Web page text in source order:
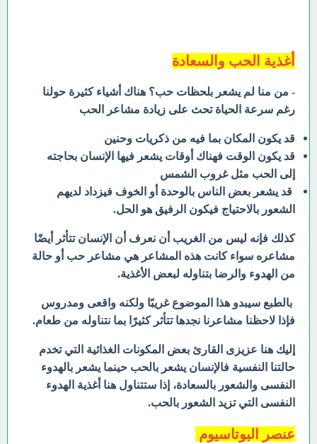
أغذية الحب والسعادة
- من منا لم يشعر بلحظات حب؟ هناك أشياء كثيرة حولنا
رغم سرعة الحياة تحث على زيادة مشاعر الحب
قد يكون المكان بما فيه من ذكريات وحنين
قد يكون الوقت فهناك أوقات يشعر فيها الإنسان بحاجته
إلى الحب مثل غروب الشمس
قد يشعر بعض الناس بالوحدة أو الخوف فيزداد لديهم
الشعور بالاحتياج فيكون الرفيق هو الحل.
كذلك فإنه ليس من الغريب أن نعرف أن الإنسان تتأثر أيضًا
مشاعره سواء كانت هذه المشاعر هي مشاعر حب أو حالة
من الهدوء والرضا بتناوله لبعض الأغذية.
بالطبع سيبدو هذا الموضوع غريبًا ولكنه واقعى ومدروس
فإذا لاحظنا مشاعرنا نجدها تتأثر كثيرًا بما نتناوله من طعام.
إليك هنا عزيزى القارئ بعض المكونات الغذائية التي تخدم
حالتنا النفسية فالإنسان يشعر بالحب حينما يشعر بالهدوء
النفسى والشعور بالسعادة، إذا ستتناول هنا أغذية الهدوء
النفسى التي تزيد الشعور بالحب.
عنصر البوتاسيوم